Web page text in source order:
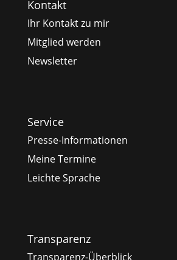
Kontakt
Ihr Kontakt zu mir
Mitglied werden
Newsletter
Service
Presse-Informationen
Meine Termine
Leichte Sprache
Transparenz
Transparenz-Überblick